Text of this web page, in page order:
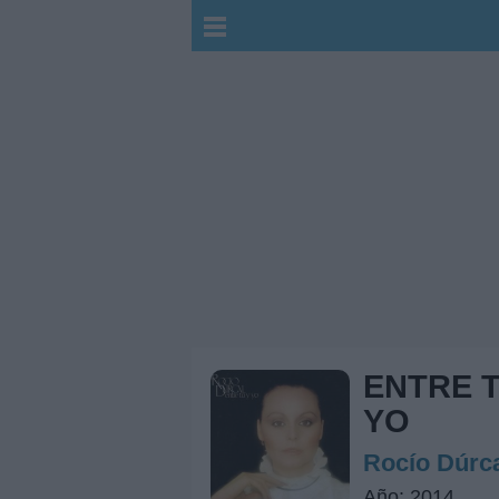
ENTRE
YO
Rocío